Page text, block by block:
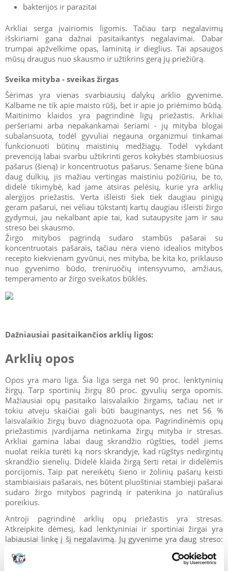
bakterijos ir parazitai
Arkliai serga įvairiomis ligomis. Tačiau tarp negalavimų
išskiriami gana dažnai pasitaikantys negalavimai. Dabar
trumpai apžvelkime opas, laminitą ir dieglius. Tai apsaugos
mūsų draugus nuo skausmo ir užtikrins gerą jų priežiūrą.
Sveika mityba - sveikas žirgas
Šėrimas yra vienas svarbiausių dalykų arklio gyvenime.
Kalbame ne tik apie maisto rūšį, bet ir apie jo priėmimo būdą.
Maitinimo klaidos yra pagrindinė ligų priežastis. Arkliai
peršeriami arba nepakankamai šeriami - jų mityba blogai
subalansuota, todėl gyvuliai negauna organizmui tinkamai
funkcionuoti būtinų maistinių medžiagų. Todėl vykdant
prevenciją labai svarbu užtikrinti geros kokybės stambiuosius
pašarus (šieną) ir koncentruotus pašarus. Sename šiene būna
daug dulkių, jis mažiau vertingas maistiniu požiūriu, be to,
didelė tikimybė, kad jame atsiras pelėsių, kurie yra arklių
alergijos priežastis. Verta išleisti šiek tiek daugiau pinigų
geram pašarui, nei vėliau tūkstantį kartų daugiau išleisti žirgo
gydymui, jau nekalbant apie tai, kad sutaupysite jam ir sau
streso bei skausmo.
Žirgo mitybos pagrindą sudaro stambūs pašarai su
koncentruotais pašarais, tačiau nėra vieno idealios mitybos
recepto kiekvienam gyvūnui, nes mityba, be kita ko, priklauso
nuo gyvenimo būdo, treniruočių intensyvumo, amžiaus,
temperamento ar žirgo sveikatos būklės.
Dažniausiai pasitaikančios arklių ligos:
Arklių opos
Opos yra maro liga. Šia liga serga net 90 proc. lenktyninių
žirgų. Tarp sportinių žirgų 80 proc. gyvulių serga opomis.
Mažiausiai opų pasitaiko laisvalaikio žirgams, tačiau net ir
tokiu atveju skaičiai gali būti bauginantys, nes net 56 %
laisvalaikio žirgų buvo diagnozuota opa. Pagrindinėmis opų
priežastimis įvardijama netinkama žirgų mityba ir stresas.
Arkliai gamina labai daug skrandžio rūgšties, todėl jiems
nuolat reikia turėti ką nors skrandyje, kad rūgštys nedirgintų
skrandžio sienelių. Didelė klaida žirgą šerti retai ir didelėmis
porcijomis. Taip pat nereikėtų šieno ir žolinių pašarų keisti
stambiaisiais pašarais, nes būtent pluoštiniai stambieji pašarai
sudaro žirgo mitybos pagrindą ir patenkina jo natūralius
poreikius.
Antroji pagrindinė arklių opų priežastis yra stresas.
Atkreipkite dėmesį, kad lenktyniniai ir sportiniai žirgai yra
labiausiai linkę į šį negalavimą. Jų gyvenime yra daug streso:
nervai treniruočių metu. Žirgams, kurie labai mėgsta rutiną,